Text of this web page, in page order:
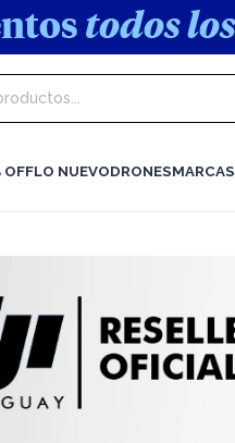
OFFLO NUEVODRONESMARCAS